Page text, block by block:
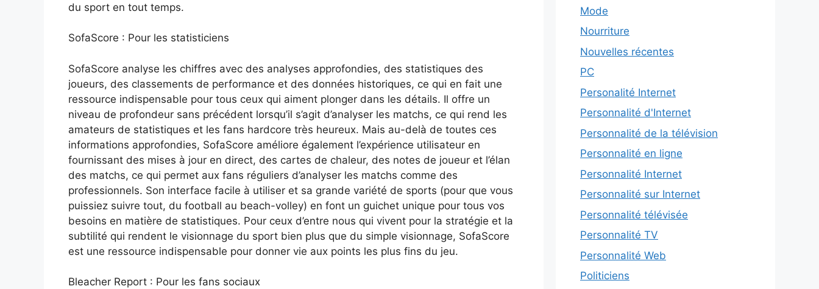
du sport en tout temps.
SofaScore : Pour les statisticiens
SofaScore analyse les chiffres avec des analyses approfondies, des statistiques des
joueurs, des classements de performance et des données historiques, ce qui en fait une
ressource indispensable pour tous ceux qui aiment plonger dans les détails. Il offre un
niveau de profondeur sans précédent lorsqu’il s’agit d’analyser les matchs, ce qui rend les
amateurs de statistiques et les fans hardcore très heureux. Mais au-delà de toutes ces
informations approfondies, SofaScore améliore également l’expérience utilisateur en
fournissant des mises à jour en direct, des cartes de chaleur, des notes de joueur et l’élan
des matchs, ce qui permet aux fans réguliers d’analyser les matchs comme des
professionnels. Son interface facile à utiliser et sa grande variété de sports (pour que vous
puissiez suivre tout, du football au beach-volley) en font un guichet unique pour tous vos
besoins en matière de statistiques. Pour ceux d’entre nous qui vivent pour la stratégie et la
subtilité qui rendent le visionnage du sport bien plus que du simple visionnage, SofaScore
est une ressource indispensable pour donner vie aux points les plus fins du jeu.
Bleacher Report : Pour les fans sociaux
Mode
Nourriture
Nouvelles récentes
PC
Personalité Internet
Personnalité d'Internet
Personnalité de la télévision
Personnalité en ligne
Personnalité Internet
Personnalité sur Internet
Personnalité télévisée
Personnalité TV
Personnalité Web
Politiciens